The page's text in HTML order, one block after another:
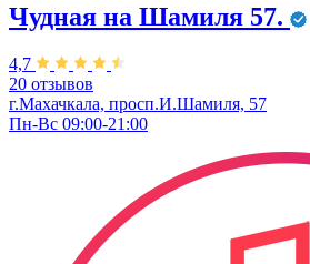
Чудная на Шамиля 57.
4,7
20 отзывов
г.Махачкала, просп.И.Шамиля, 57
Пн-Вс 09:00-21:00